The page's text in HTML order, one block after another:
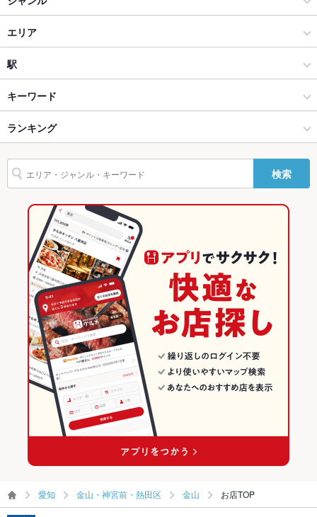
夜景がきれ
いなお席
あり
Wi-Fi 未確認
バリアフリ
なし ：スタッフ一同でご対応致します。ご安心してお越しくだ
TV・プロジ
ェクタ
あり
英語メニュ
あり
その他設備 －
その他
飲み放題
あり ：単品飲み放題もございます。メニュー欄をご覧くださ
い。
食べ放題 なし
カクテル充実、焼酎充実、日本酒充実、ワイン充実
お子様連れ歓迎 ：ご家族でごゆっくりとお食事をお楽しみくだ
さい。
グパーティ
ー二次会
※お電話にてご相談ください。 大型二次会などご対応致しま
お祝い・サ
プライズ対
可
居酒屋
洋・和洋・各国料理・その他
金山・神宮前・熱田区 × 居酒屋
金山・神宮前・熱田区 × 洋・和洋・各国料理・その他
金山駅 × 居酒屋
金山駅 × 洋・和洋・各国料理・その他
四川料理
金山・神宮前・熱田区 × 中華
金山・神宮前・熱田区 × 四川料理
金山駅 × 中華
金山駅 × 四川料理
エリア
金山
金山 × 居酒屋
金山 × 洋・和洋・各国料理・その他
金山 × 中華
金山 × 四川料理
愛知 × 居酒屋
愛知 × 洋・和洋・各国料理・その他
愛知 × 中華
愛知 × 四川料理
駅
金山駅
キーワード
からあげ
酢豚 火鍋 杏仁豆腐
ランキング
愛知のグルメランキング
愛知の居酒屋ランキング
金山・神宮前・熱田区のグルメランキング
金山・神宮前・熱田区の居酒屋ランキング
金山のグルメランキング
金山の居酒屋ランキング
検索
愛知 金山・神宮前・熱田区 金山 お店TOP